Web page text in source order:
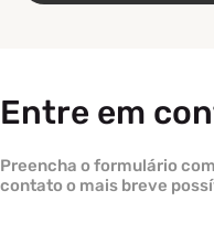
Entre em
Preencha o formulário
contato o mais breve